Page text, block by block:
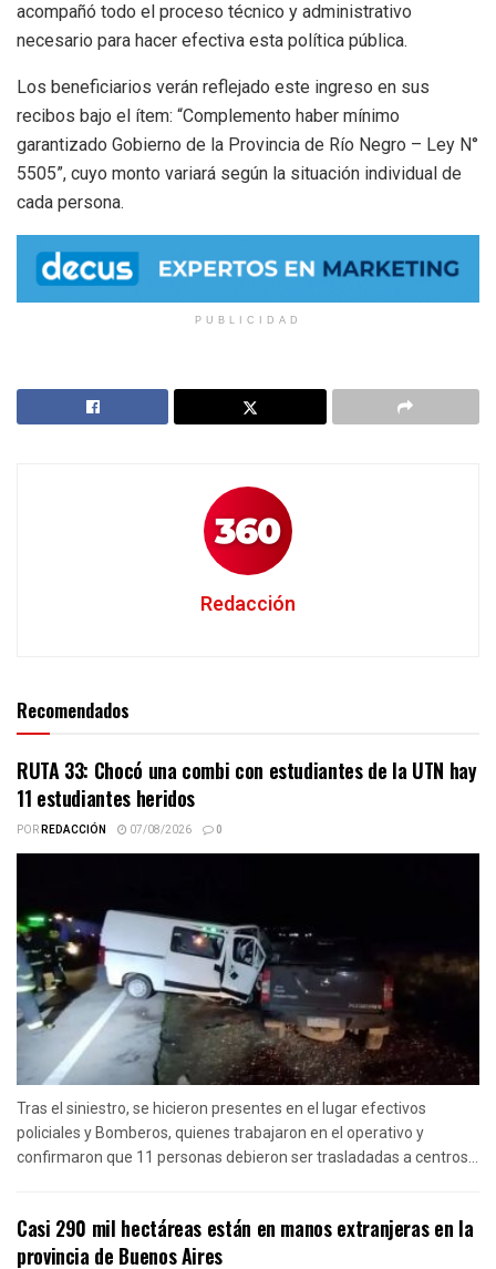
acompañó todo el proceso técnico y administrativo
necesario para hacer efectiva esta política pública.
Los beneficiarios verán reflejado este ingreso en sus
recibos bajo el ítem: “Complemento haber mínimo
garantizado Gobierno de la Provincia de Río Negro – Ley N°
5505”, cuyo monto variará según la situación individual de
cada persona.
PUBLICIDAD
Redacción
Recomendados
RUTA 33: Chocó una combi con estudiantes de la UTN hay
11 estudiantes heridos
PORREDACCIÓN 07/08/2026 0
Tras el siniestro, se hicieron presentes en el lugar efectivos
policiales y Bomberos, quienes trabajaron en el operativo y
confirmaron que 11 personas debieron ser trasladadas a centros...
Casi 290 mil hectáreas están en manos extranjeras en la
provincia de Buenos Aires